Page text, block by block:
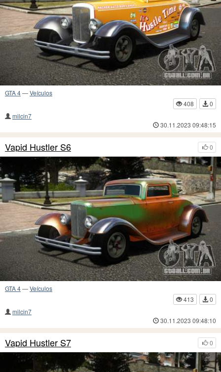
GTA 4—Veículos
408
0
milcin7
30.11.2023 09:48:15
0
Vapid Hustler S6
GTA 4—Veículos
413
0
milcin7
30.11.2023 09:48:10
0
Vapid Hustler S7